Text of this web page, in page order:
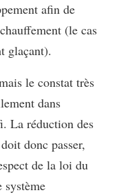
afin de
(le cas
glaçant).
le constat très
dans
La réduction des
donc passer,
de la loi du
système